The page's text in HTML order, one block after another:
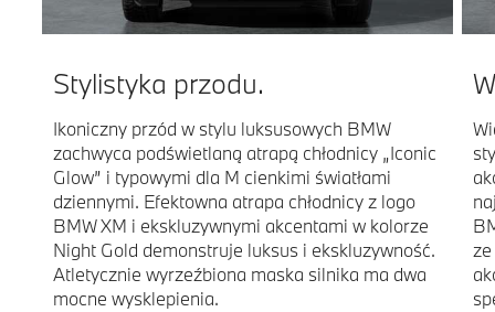
Stylistyka przodu.
Ikoniczny przód w stylu luksusowych BMW
zachwyca podświetlaną atrapą chłodnicy „Iconic
Glow” i typowymi dla M cienkimi światłami
dziennymi. Efektowna atrapa chłodnicy z logo
BMW XM i ekskluzywnymi akcentami w kolorze
Night Gold demonstruje luksus i ekskluzywność.
Atletycznie wyrzeźbiona maska silnika ma dwa
mocne wysklepienia.